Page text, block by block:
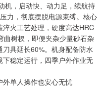
机，启动快、动力足，续航持
力，彻底摆脱电源束缚。核心
火工艺处理，硬度高达HRC
曲树杈，即便夹杂少量砂石杂
具延长60%。机身配备防水
稳定运行，四季户外作业无
单人操作也安心无忧